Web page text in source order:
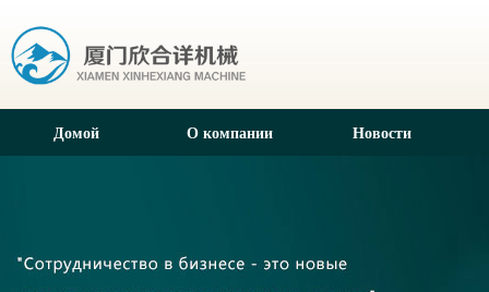
Домой О компании Новости